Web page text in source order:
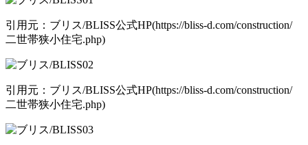
引用元：ブリス/BLISS公式HP(https://bliss-d.com/construction/
二世帯狭小住宅.php)
引用元：ブリス/BLISS公式HP(https://bliss-d.com/construction/
二世帯狭小住宅.php)